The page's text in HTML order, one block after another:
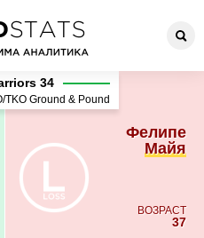
Майя
34
TKO Ground & Pound
Фелипе
Майя
ВОЗРАСТ
37